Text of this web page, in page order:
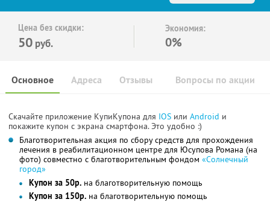
Цена без скидки:
50 руб.
Экономия:
0%
Основное Отзывы Вопросы по акции
Адреса
Скачайте приложение КупиКупона для IOS или Android и
покажите купон с экрана смартфона. Это удобно :)
Благотворительная акция по сбору средств для прохождения
лечения в реабилитационном центре для Юсупова Романа (на
фото) совместно с благотворительным фондом «Солнечный
город»
Купон за 50р. на благотворительную помощь
Купон за 150р. на благотворительную помощь